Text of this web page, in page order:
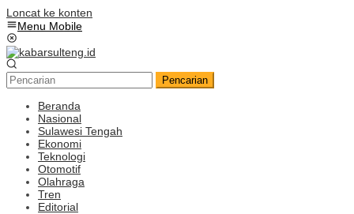
Loncat ke konten
Menu Mobile
Pencarian
Beranda
Nasional
Sulawesi Tengah
Ekonomi
Teknologi
Otomotif
Olahraga
Tren
Editorial